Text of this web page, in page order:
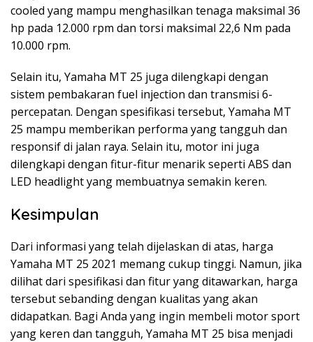
cooled yang mampu menghasilkan tenaga maksimal 36
hp pada 12.000 rpm dan torsi maksimal 22,6 Nm pada
10.000 rpm.
Selain itu, Yamaha MT 25 juga dilengkapi dengan
sistem pembakaran fuel injection dan transmisi 6-
percepatan. Dengan spesifikasi tersebut, Yamaha MT
25 mampu memberikan performa yang tangguh dan
responsif di jalan raya. Selain itu, motor ini juga
dilengkapi dengan fitur-fitur menarik seperti ABS dan
LED headlight yang membuatnya semakin keren.
Kesimpulan
Dari informasi yang telah dijelaskan di atas, harga
Yamaha MT 25 2021 memang cukup tinggi. Namun, jika
dilihat dari spesifikasi dan fitur yang ditawarkan, harga
tersebut sebanding dengan kualitas yang akan
didapatkan. Bagi Anda yang ingin membeli motor sport
yang keren dan tangguh, Yamaha MT 25 bisa menjadi